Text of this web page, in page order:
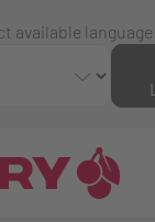
available language: